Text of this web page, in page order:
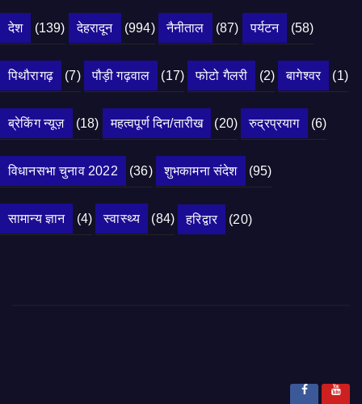
देश (139) देहरादून (994) नैनीताल (87) पर्यटन (58)
पिथौरागढ़ (7) पौड़ी गढ़वाल (17) फोटो गैलरी (2) बागेश्वर (1)
ब्रेकिंग न्यूज़ (18) महत्वपूर्ण दिन/तारीख (20) रुद्रप्रयाग (6)
विधानसभा चुनाव 2022 (36) शुभकामना संदेश (95)
सामान्य ज्ञान (4) स्वास्थ्य (84) हरिद्वार (20)